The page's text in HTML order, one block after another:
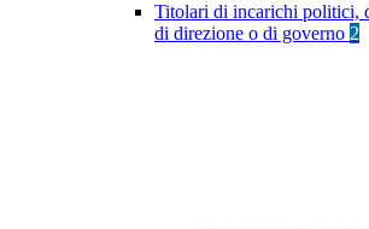
Titolari di incarichi politici,
di direzione o di governo 2